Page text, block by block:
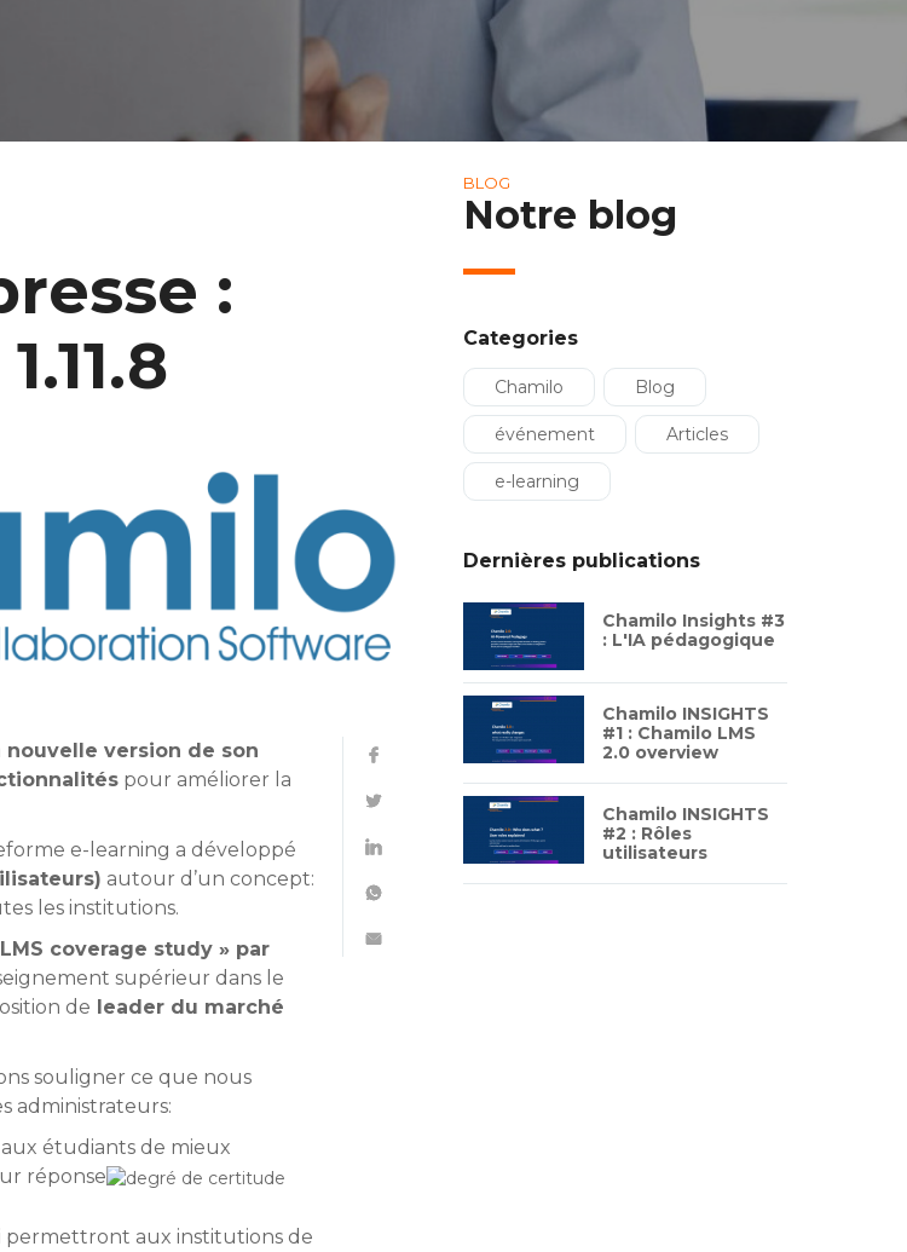
:
nouvelle version de son
pour améliorer la
e-learning a développé
autour d’un concept:
les institutions.
coverage study » par
supérieur dans le
de leader du marché
souligner ce que nous
administrateurs:
étudiants de mieux
réponse
permettront aux institutions de
BLOG
Notre blog
Categories
Chamilo Blog
événement Articles
e-learning
Dernières publications
Chamilo Insights #3
: L'IA pédagogique
Chamilo INSIGHTS
#1 : Chamilo LMS
2.0 overview
Chamilo INSIGHTS
#2 : Rôles
utilisateurs